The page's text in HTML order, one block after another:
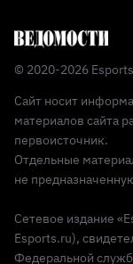
© 2020-2026
Сайт носит
материалов сайта
первоисточник.
Отдельные
не
Сетевое издание
Esports.ru),
Федеральной